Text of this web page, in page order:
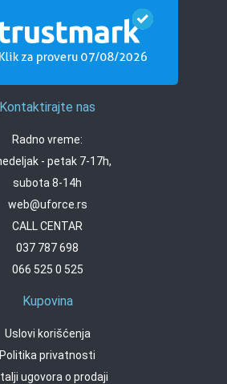
Kontaktirajte nas
Radno vreme:
- petak 7-17h,
subota 8-14h
web@uforce.rs
CALL CENTAR
037 787 698
066 525 0 525
Kupovina
Uslovi korišćenja
Politika privatnosti
ugovora o prodaji